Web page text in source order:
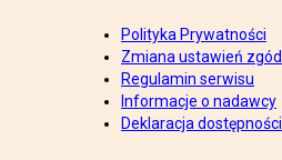
Polityka Prywatności
Zmiana ustawień zgód
Regulamin serwisu
Informacje o nadawcy
Deklaracja dostępności